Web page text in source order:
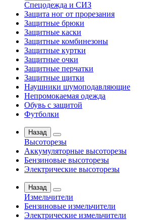
Спецодежда и СИЗ
Защита ног от прорезания
Защитные брюки
Защитные каски
Защитные комбинезоны
Защитные куртки
Защитные очки
Защитные перчатки
Защитные щитки
Наушники шумоподавляющие
Непромокаемая одежда
Обувь с защитой
Футболки
Назад
Высоторезы
Аккумуляторные высоторезы
Бензиновые высоторезы
Электрические высоторезы
Назад
Измельчители
Бензиновые измельчители
Электрические измельчители